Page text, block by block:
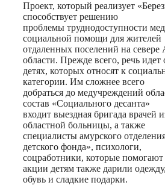
Проект, который реализует
способствует решению
проблемы труднодоступности
социальной помощи для жителей
отдаленных поселений на севере
области. Прежде всего, речь идет
детях, которых относят к
категории. Им сложнее всего
добраться до медучреждений
состав «Социального десанта»
входит выездная бригада врачей
областной больницы, а также
специалисты амурского
детского фонда», психологи,
соцработники, которые
акции детям также дарили одежду,
обувь и сладкие подарки.